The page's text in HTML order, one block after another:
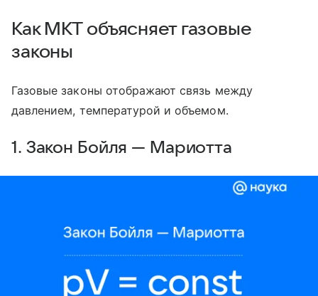
Как МКТ объясняет газовые
законы
Газовые законы отображают связь между
давлением, температурой и объемом.
1. Закон Бойля — Мариотта